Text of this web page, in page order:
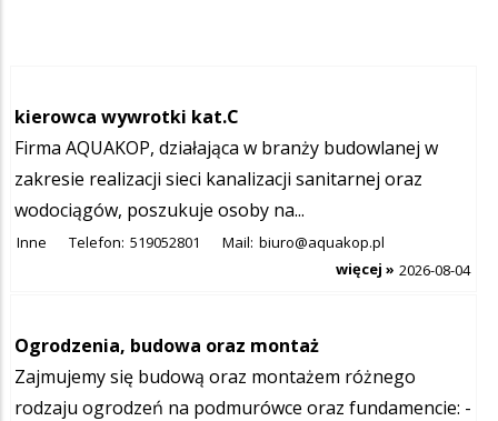
kierowca wywrotki kat.C
Firma AQUAKOP, działająca w branży budowlanej w
zakresie realizacji sieci kanalizacji sanitarnej oraz
wodociągów, poszukuje osoby na...
Inne Telefon: 519052801 Mail: biuro@aquakop.pl
2026-08-04
więcej »
Ogrodzenia, budowa oraz montaż
Zajmujemy się budową oraz montażem różnego
rodzaju ogrodzeń na podmurówce oraz fundamencie: -